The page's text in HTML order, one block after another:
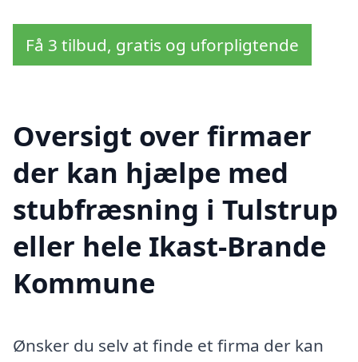
Få 3 tilbud, gratis og uforpligtende
Oversigt over firmaer
der kan hjælpe med
stubfræsning i Tulstrup
eller hele Ikast-Brande
Kommune
Ønsker du selv at finde et firma der kan